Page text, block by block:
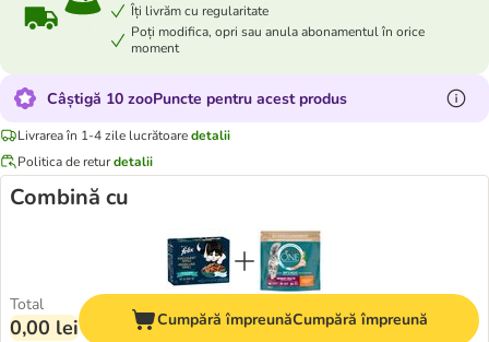
Îți livrăm cu regularitate
Poți modifica, opri sau anula abonamentul în orice
moment
Câștigă 10 zooPuncte pentru acest produs
Livrarea în 1-4 zile lucrătoaredetalii
Politica de returdetalii
Combină cu
Total
0,00 lei Cumpără împreunăCumpără împreună